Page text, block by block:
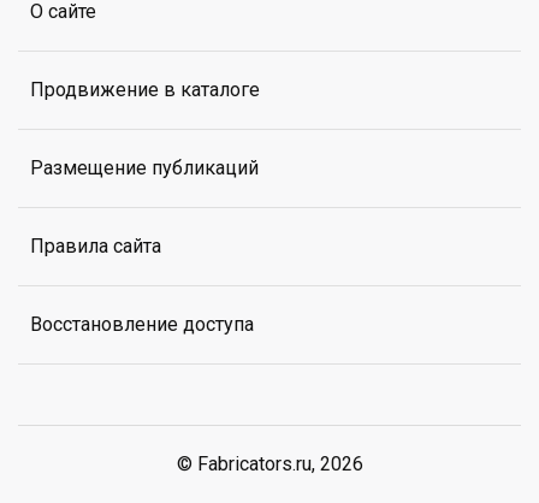
О сайте
Продвижение в каталоге
Размещение публикаций
Правила сайта
Восстановление доступа
© Fabricators.ru, 2026